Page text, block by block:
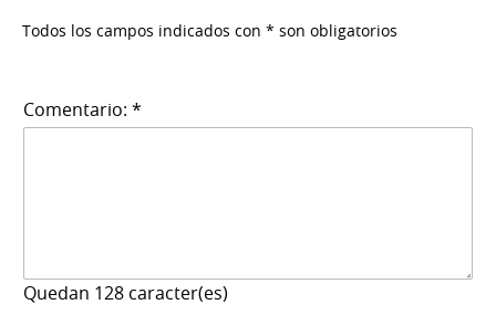
Todos los campos indicados con * son obligatorios
Comentario: *
Quedan 128 caracter(es)